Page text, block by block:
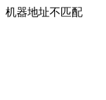
机器地址不匹配